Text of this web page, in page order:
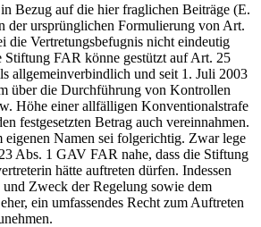
Bezug auf die hier fraglichen Beiträge (E.
der ursprünglichen Formulierung von Art.
die Vertretungsbefugnis nicht eindeutig
Stiftung FAR könne gestützt auf Art. 25
allgemeinverbindlich und seit 1. Juli 2003
über die Durchführung von Kontrollen
Höhe einer allfälligen Konventionalstrafe
festgesetzten Betrag auch vereinnahmen.
eigenen Namen sei folgerichtig. Zwar lege
Abs. 1 GAV FAR nahe, dass die Stiftung
hätte auftreten dürfen. Indessen
und Zweck der Regelung sowie dem
ein umfassendes Recht zum Auftreten